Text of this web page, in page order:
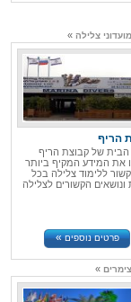
מועדוני צלילה »
הריף
של קבוצת הריף
את המידע המקיף ביותר
ללימוד צלילה בכל
ונושאים הקשורים לצלילה
פרטים נוספים»
צימרים »